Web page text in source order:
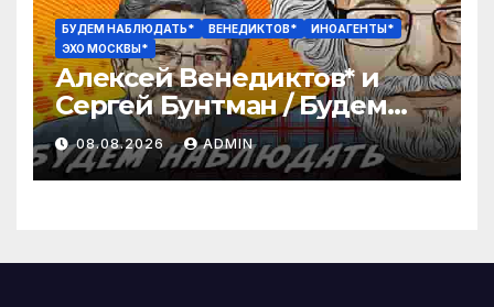
БУДЕМ НАБЛЮДАТЬ* ВЕНЕДИКТОВ*
ИНОАГЕНТЫ*
ЭХО МОСКВЫ*
Алексей Венедиктов* и
Сергей Бунтман / Будем
Наблюдать // 08.08.26
08.08.2026 ADMIN